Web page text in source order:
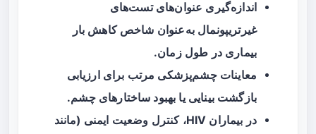
اندازه‌گیری عنوان‌های تست‌های
غیرتریپونمال به‌عنوان شاخص کاهش بار
بیماری در طول زمان.
معاینات چشم‌پزشکی مرتب برای ارزیابی
بازگشت بینایی یا بهبود ساختارهای چشم.
در بیماران HIV، کنترل وضعیت ایمنی (مانند